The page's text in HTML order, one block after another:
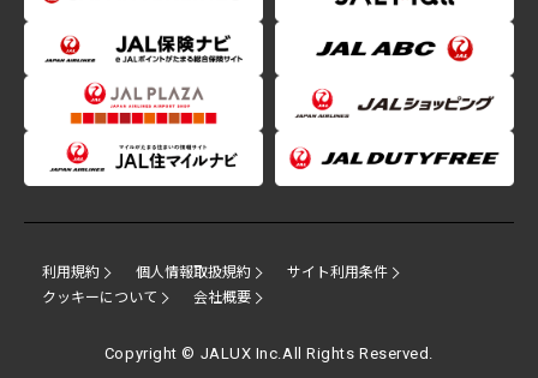
利用規約 個人情報取扱規約
サイト利用条件
クッキーについて
会社概要
Copyright © JALUX Inc.All Rights Reserved.